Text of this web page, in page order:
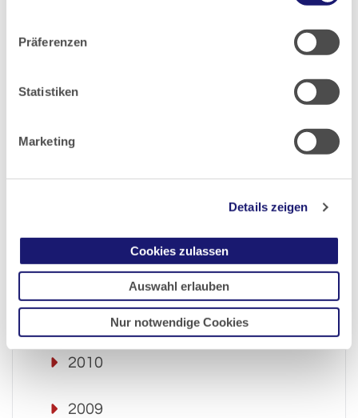
Präferenzen
Statistiken
Marketing
Details zeigen
Cookies zulassen
Auswahl erlauben
Nur notwendige Cookies
2017
2014
2012
2010
2009